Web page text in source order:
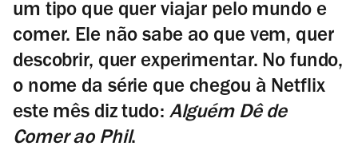
um tipo que quer viajar pelo mundo e
comer. Ele não sabe ao que vem, quer
descobrir, quer experimentar. No fundo,
o nome da série que chegou à Netflix
este mês diz tudo: Alguém Dê de
Comer ao Phil.